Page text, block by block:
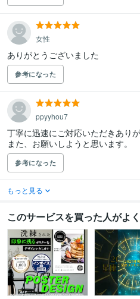
女性
ありがとうございました
参考になった
ppyyhou7
丁寧に迅速にご対応いただきあり
また、お願いしようと思います。
参考になった
もっと見る
このサービスを買った人がよ